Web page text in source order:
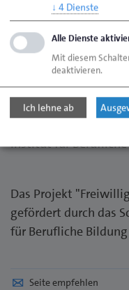
SH SHIBB
Institut für
Das Projekt
gefördert durch das
für Berufliche Bildung
Seite empfehlen
↓ 4 Dienste
Alle Dienste
Mit diesem
deaktivieren.
Ich lehne ab